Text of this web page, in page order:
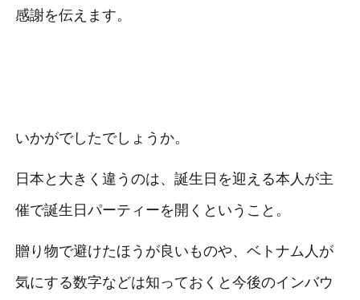
感謝を伝えます。
いかがでしたでしょうか。
日本と大きく違うのは、誕生日を迎える本人が主
催で誕生日パーティーを開くということ。
贈り物で避けたほうが良いものや、ベトナム人が
気にする数字などは知っておくと今後のインバウ